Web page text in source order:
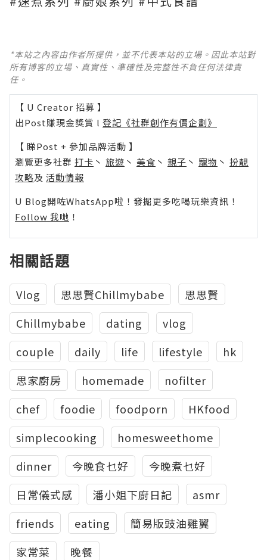
*本站之內容由作者所提供，並不代表本站的立場。因此本站對
所有博客的立場、真實性、準確性及完整性不負任何法律責
任。
【 U Creator 招募 】
出Post賺現金獎賞 l 登記《社群創作有價企劃》
【 睇Post + 參加品牌活動 】
瀏覽更多社群 打卡 丶 旅遊 丶 美食 丶 親子 丶 寵物 丶 扮靚
攻略及 活動情報
U Blog開咗WhatsApp啦！發掘更多吃喝玩樂資訊！
Follow 我哋 ！
相關話題
Vlog 思思賢Chillmybabe
思思賢
Chillmybabe
dating
vlog
couple
daily life lifestyle
hk
思家廚房
homemade
nofilter
chef
foodie foodporn
HKfood
simplecooking
homesweethome
dinner
今晚食乜好
今晚煮乜好
日常儀式感
潘小姐下廚日記
asmr
friends
eating
簡易版豉油雞翼
家常菜
晚餐